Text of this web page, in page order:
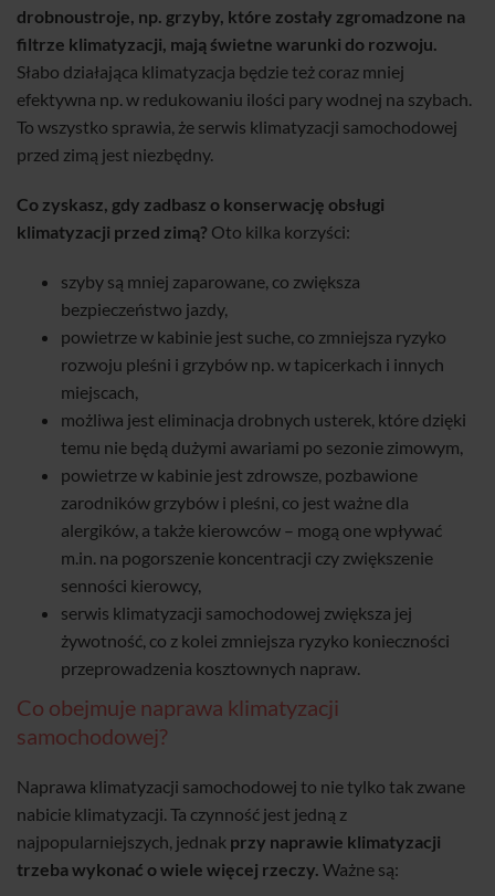
drobnoustroje, np. grzyby, które zostały zgromadzone na
filtrze klimatyzacji, mają świetne warunki do rozwoju.
Słabo działająca klimatyzacja będzie też coraz mniej
efektywna np. w redukowaniu ilości pary wodnej na szybach.
To wszystko sprawia, że serwis klimatyzacji samochodowej
przed zimą jest niezbędny.
Co zyskasz, gdy zadbasz o konserwację obsługi
klimatyzacji przed zimą? Oto kilka korzyści:
szyby są mniej zaparowane, co zwiększa
bezpieczeństwo jazdy,
powietrze w kabinie jest suche, co zmniejsza ryzyko
rozwoju pleśni i grzybów np. w tapicerkach i innych
miejscach,
możliwa jest eliminacja drobnych usterek, które dzięki
temu nie będą dużymi awariami po sezonie zimowym,
powietrze w kabinie jest zdrowsze, pozbawione
zarodników grzybów i pleśni, co jest ważne dla
alergików, a także kierowców – mogą one wpływać
m.in. na pogorszenie koncentracji czy zwiększenie
senności kierowcy,
serwis klimatyzacji samochodowej zwiększa jej
żywotność, co z kolei zmniejsza ryzyko konieczności
przeprowadzenia kosztownych napraw.
Co obejmuje naprawa klimatyzacji
samochodowej?
Naprawa klimatyzacji samochodowej to nie tylko tak zwane
nabicie klimatyzacji. Ta czynność jest jedną z
najpopularniejszych, jednak przy naprawie klimatyzacji
trzeba wykonać o wiele więcej rzeczy. Ważne są: